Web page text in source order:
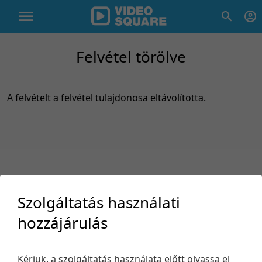
Felvétel törölve
A felvételt a felvétel tulajdonosa eltávolította.
Támogatás
Szolgáltatás használati
hozzájárulás
Kérjük, a szolgáltatás használata előtt olvassa el